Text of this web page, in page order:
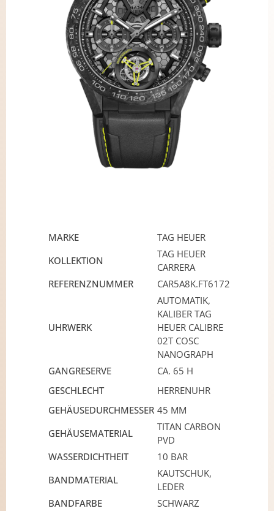
MARKE
TAG HEUER
KOLLEKTION
TAG HEUER
CARRERA
REFERENZNUMMER
CAR5A8K.FT6172
UHRWERK
AUTOMATIK,
KALIBER TAG
HEUER CALIBRE
02T COSC
NANOGRAPH
GANGRESERVE
CA. 65 H
GESCHLECHT
HERRENUHR
GEHÄUSEDURCHMESSER 45 MM
GEHÄUSEMATERIAL
TITAN CARBON
PVD
WASSERDICHTHEIT
10 BAR
BANDMATERIAL
KAUTSCHUK,
LEDER
BANDFARBE
SCHWARZ